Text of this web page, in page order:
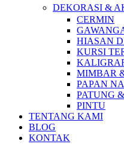
DEKORASI &
CERMIN
HIASAN
KURSI
MIMBAR
PAPAN
PATUNG
PINTU
TENTANG KAMI
BLOG
KONTAK